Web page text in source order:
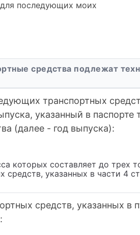
последующих моих
средства подлежат
транспортных
указанный в паспорте
(далее - год выпуска):
которых составляет до трех
указанных в части 4
средств, указанных в